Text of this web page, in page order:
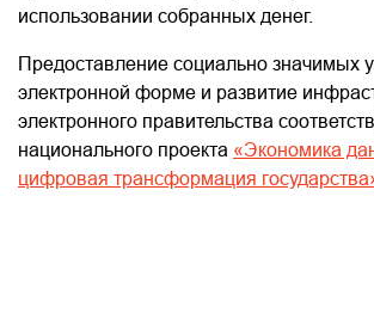
использовании собранных денег.
Предоставление социально значимых
электронной форме и развитие
электронного правительства
национального проекта «Экономика
цифровая трансформация